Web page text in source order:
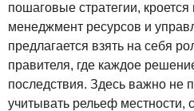
пошаговые стратегии,
менеджмент ресурсов и
предлагается взять на себя
правителя, где каждое
последствия. Здесь важно не
учитывать рельеф местности,